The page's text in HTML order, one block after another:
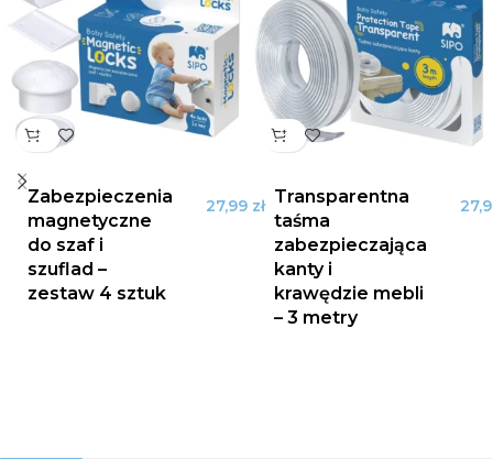
Zabezpieczenia
magnetyczne
do szaf i
szuflad –
zestaw 4 sztuk
27,99 zł Transparentna
taśma
zabezpieczająca
kanty i
krawędzie mebli
– 3 metry